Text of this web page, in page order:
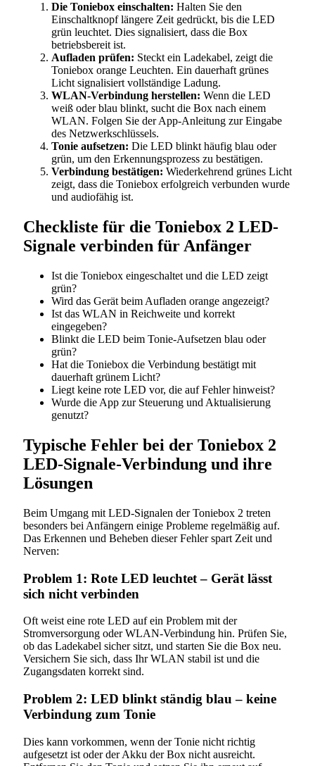
Die Toniebox einschalten: Halten Sie den
Einschaltknopf längere Zeit gedrückt, bis die LED
grün leuchtet. Dies signalisiert, dass die Box
betriebsbereit ist.
Aufladen prüfen: Steckt ein Ladekabel, zeigt die
Toniebox orange Leuchten. Ein dauerhaft grünes
Licht signalisiert vollständige Ladung.
WLAN-Verbindung herstellen: Wenn die LED
weiß oder blau blinkt, sucht die Box nach einem
WLAN. Folgen Sie der App-Anleitung zur Eingabe
des Netzwerkschlüssels.
Tonie aufsetzen: Die LED blinkt häufig blau oder
grün, um den Erkennungsprozess zu bestätigen.
Verbindung bestätigen: Wiederkehrend grünes Licht
zeigt, dass die Toniebox erfolgreich verbunden wurde
und audiofähig ist.
Checkliste für die Toniebox 2 LED-
Signale verbinden für Anfänger
Ist die Toniebox eingeschaltet und die LED zeigt
grün?
Wird das Gerät beim Aufladen orange angezeigt?
Ist das WLAN in Reichweite und korrekt
eingegeben?
Blinkt die LED beim Tonie-Aufsetzen blau oder
grün?
Hat die Toniebox die Verbindung bestätigt mit
dauerhaft grünem Licht?
Liegt keine rote LED vor, die auf Fehler hinweist?
Wurde die App zur Steuerung und Aktualisierung
genutzt?
Typische Fehler bei der Toniebox 2
LED-Signale-Verbindung und ihre
Lösungen
Beim Umgang mit LED-Signalen der Toniebox 2 treten
besonders bei Anfängern einige Probleme regelmäßig auf.
Das Erkennen und Beheben dieser Fehler spart Zeit und
Nerven:
Problem 1: Rote LED leuchtet – Gerät lässt
sich nicht verbinden
Oft weist eine rote LED auf ein Problem mit der
Stromversorgung oder WLAN-Verbindung hin. Prüfen Sie,
ob das Ladekabel sicher sitzt, und starten Sie die Box neu.
Versichern Sie sich, dass Ihr WLAN stabil ist und die
Zugangsdaten korrekt sind.
Problem 2: LED blinkt ständig blau – keine
Verbindung zum Tonie
Dies kann vorkommen, wenn der Tonie nicht richtig
aufgesetzt ist oder der Akku der Box nicht ausreicht.